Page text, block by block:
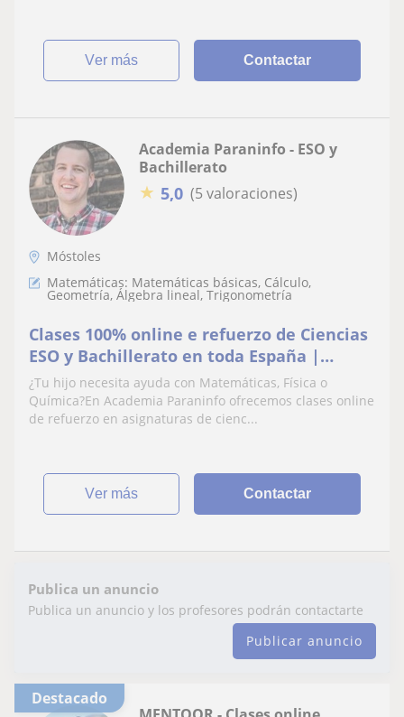
ver más Contactar
Academia Paraninfo - ESO y
Bachillerato
★ 5,0 (5 valoraciones)
Móstoles
Matemáticas: Matemáticas básicas, Cálculo,
Geometría, Álgebra lineal, Trigonometría
Clases 100% online e refuerzo de Ciencias
ESO y Bachillerato en toda España |
Matemáticas, Física y Química
¿Tu hijo necesita ayuda con Matemáticas, Física o
Química?En Academia Paraninfo ofrecemos clases online
de refuerzo en asignaturas de cienc...
ver más Contactar
Publica un anuncio
Publica un anuncio y los profesores podrán contactarte
Publicar anuncio
Destacado